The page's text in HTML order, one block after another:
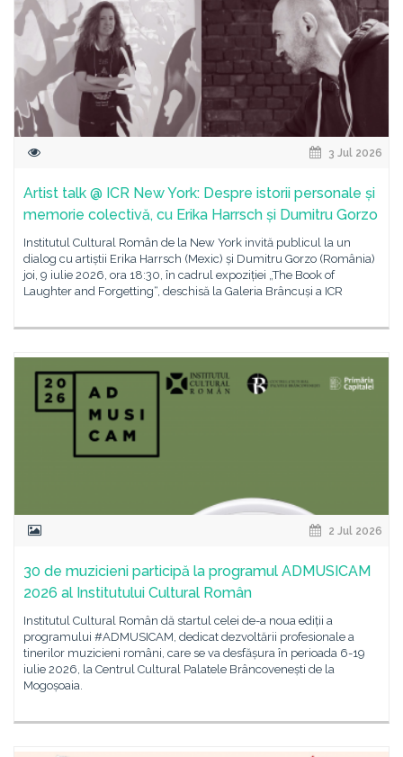
3 Jul 2026
Artist talk @ ICR New York: Despre istorii personale și
memorie colectivă, cu Erika Harrsch și Dumitru Gorzo
Institutul Cultural Român de la New York invită publicul la un
dialog cu artiștii Erika Harrsch (Mexic) și Dumitru Gorzo (România)
joi, 9 iulie 2026, ora 18:30, în cadrul expoziției „The Book of
Laughter and Forgetting“, deschisă la Galeria Brâncuși a ICR
2 Jul 2026
30 de muzicieni participă la programul ADMUSICAM
2026 al Institutului Cultural Român
Institutul Cultural Român dă startul celei de-a noua ediții a
programului #ADMUSICAM, dedicat dezvoltării profesionale a
tinerilor muzicieni români, care se va desfășura în perioada 6-19
iulie 2026, la Centrul Cultural Palatele Brâncovenești de la
Mogoșoaia.